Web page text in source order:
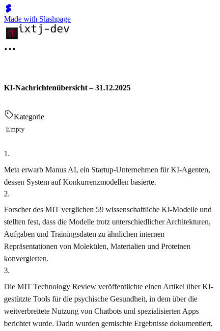
Made with Slashpage
KI-Nachrichtenübersicht – 31.12.2025
Kategorie
Empty
1 .
Meta erwarb Manus AI, ein Startup-Unternehmen für KI-Agenten,
dessen System auf Konkurrenzmodellen basierte.
2.
Forscher des MIT verglichen 59 wissenschaftliche KI-Modelle und
stellten fest, dass die Modelle trotz unterschiedlicher Architekturen,
Aufgaben und Trainingsdaten zu ähnlichen internen
Repräsentationen von Molekülen, Materialien und Proteinen
konvergierten.
3.
Die MIT Technology Review veröffentlichte einen Artikel über KI-
gestützte Tools für die psychische Gesundheit, in dem über die
weitverbreitete Nutzung von Chatbots und spezialisierten Apps
berichtet wurde. Darin wurden gemischte Ergebnisse dokumentiert,